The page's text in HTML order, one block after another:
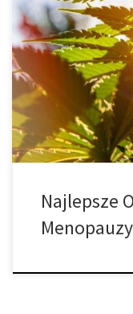
Kobiety, które
i błędów, aby ustalić,
Obecnie nie ma
ilość CBD, która
powszechnie
tym, proponuje się
Najlepsze
Menopauzy